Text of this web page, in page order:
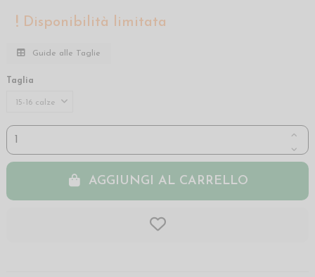
Disponibilità limitata
Guide alle Taglie
Taglia
AGGIUNGI AL CARRELLO